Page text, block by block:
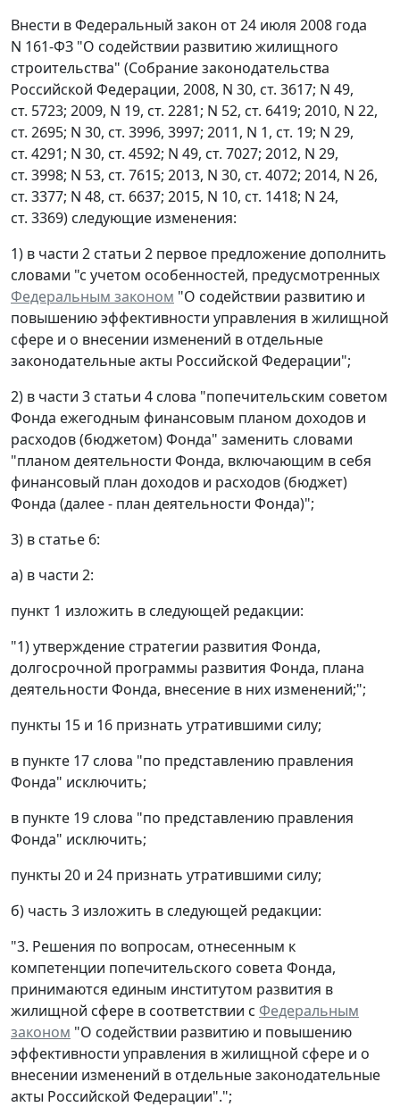
Внести в Федеральный закон от 24 июля 2008 года
N 161-ФЗ "О содействии развитию жилищного
строительства" (Собрание законодательства
Российской Федерации, 2008, N 30, ст. 3617; N 49,
ст. 5723; 2009, N 19, ст. 2281; N 52, ст. 6419; 2010, N 22,
ст. 2695; N 30, ст. 3996, 3997; 2011, N 1, ст. 19; N 29,
ст. 4291; N 30, ст. 4592; N 49, ст. 7027; 2012, N 29,
ст. 3998; N 53, ст. 7615; 2013, N 30, ст. 4072; 2014, N 26,
ст. 3377; N 48, ст. 6637; 2015, N 10, ст. 1418; N 24,
ст. 3369) следующие изменения:
1) в части 2 статьи 2 первое предложение дополнить
словами "с учетом особенностей, предусмотренных
Федеральным законом "О содействии развитию и
повышению эффективности управления в жилищной
сфере и о внесении изменений в отдельные
законодательные акты Российской Федерации";
2) в части 3 статьи 4 слова "попечительским советом
Фонда ежегодным финансовым планом доходов и
расходов (бюджетом) Фонда" заменить словами
"планом деятельности Фонда, включающим в себя
финансовый план доходов и расходов (бюджет)
Фонда (далее - план деятельности Фонда)";
3) в статье 6:
а) в части 2:
пункт 1 изложить в следующей редакции:
"1) утверждение стратегии развития Фонда,
долгосрочной программы развития Фонда, плана
деятельности Фонда, внесение в них изменений;";
пункты 15 и 16 признать утратившими силу;
в пункте 17 слова "по представлению правления
Фонда" исключить;
в пункте 19 слова "по представлению правления
Фонда" исключить;
пункты 20 и 24 признать утратившими силу;
б) часть 3 изложить в следующей редакции:
"3. Решения по вопросам, отнесенным к
компетенции попечительского совета Фонда,
принимаются единым институтом развития в
жилищной сфере в соответствии с Федеральным
законом "О содействии развитию и повышению
эффективности управления в жилищной сфере и о
внесении изменений в отдельные законодательные
акты Российской Федерации".";